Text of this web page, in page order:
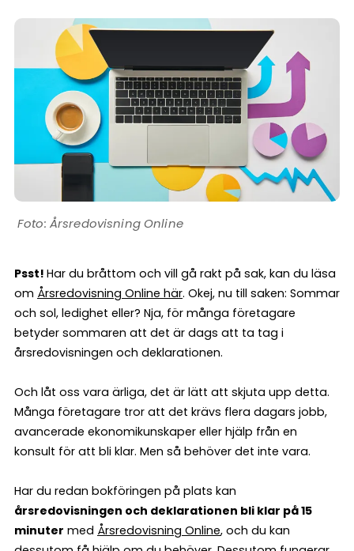
Årsredovisning Online
Psst! Har du bråttom och vill gå rakt på sak, kan du läsa
om Årsredovisning Online här. Okej, nu till saken: Sommar
och sol, ledighet eller? Nja, för många företagare
betyder sommaren att det är dags att ta tag i
årsredovisningen och deklarationen.
Och låt oss vara ärliga, det är lätt att skjuta upp detta.
Många företagare tror att det krävs flera dagars jobb,
avancerade ekonomikunskaper eller hjälp från en
konsult för att bli klar. Men så behöver det inte vara.
Har du redan bokföringen på plats kan
årsredovisningen och deklarationen bli klar på 15
minuter med Årsredovisning Online, och du kan